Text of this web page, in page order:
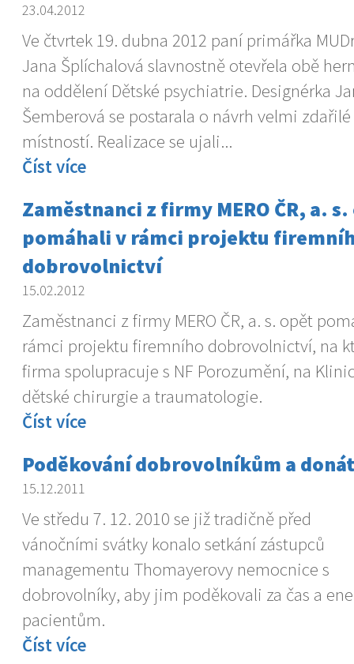
23.04.2012
Ve čtvrtek 19. dubna 2012 paní primářka
Jana Šplíchalová slavnostně otevřela obě
na oddělení Dětské psychiatrie. Designérka
Šemberová se postarala o návrh velmi
místností. Realizace se ujali...
Číst více
Zaměstnanci z firmy MERO ČR, a.
pomáhali v rámci projektu
dobrovolnictví
15.02.2012
Zaměstnanci z firmy MERO ČR, a. s. opět
rámci projektu firemního dobrovolnictví, na
firma spolupracuje s NF Porozumění, na
dětské chirurgie a traumatologie.
Číst více
Poděkování dobrovolníkům a
15.12.2011
Ve středu 7. 12. 2010 se již tradičně před
vánočními svátky konalo setkání zástupců
managementu Thomayerovy nemocnice s
dobrovolníky, aby jim poděkovali za čas a
pacientům.
Číst více